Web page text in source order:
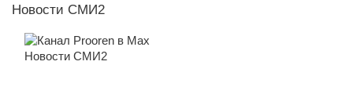
Новости СМИ2
Новости СМИ2